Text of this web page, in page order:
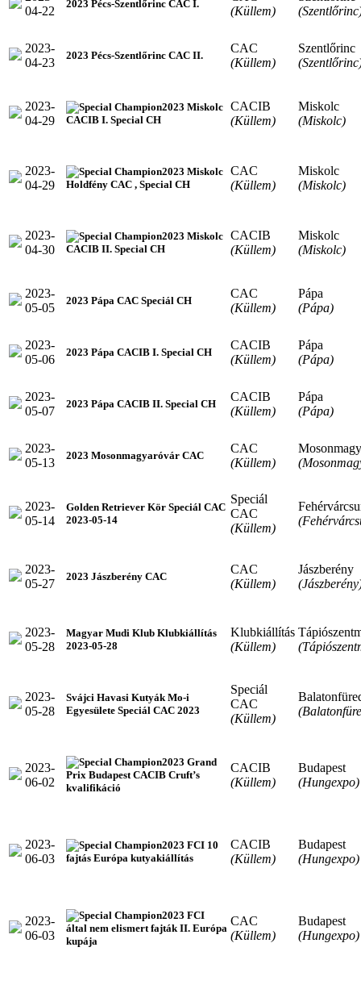
04-22
2023 Pécs-Szentlőrinc CAC I.
(Küllem)
2023-
04-23
2023 Pécs-Szentlőrinc CAC II.
CAC
(Küllem)
Szentlőrinc
2023-
04-29
2023 Miskolc
CACIB I. Special CH
CACIB
(Küllem)
Miskolc
(Miskolc)
2023-
04-29
2023 Miskolc
Holdfény CAC , Special CH
CAC
(Küllem)
Miskolc
(Miskolc)
2023-
04-30
2023 Miskolc
CACIB II. Special CH
CACIB
(Küllem)
Miskolc
(Miskolc)
2023-
05-05
2023 Pápa CAC Speciál CH
CAC
(Küllem)
Pápa
(Pápa)
2023-
05-06
2023 Pápa CACIB I. Special CH
CACIB
(Küllem)
Pápa
(Pápa)
2023-
05-07
2023 Pápa CACIB II. Special CH
CACIB
(Küllem)
Pápa
(Pápa)
2023-
05-13
2023 Mosonmagyaróvár CAC
CAC
(Küllem)
2023-
05-14
Golden Retriever Kör Speciál CAC
2023-05-14
Speciál
CAC
(Küllem)
2023-
05-27
2023 Jászberény CAC
CAC
(Küllem)
Jászberény
2023-
05-28
Magyar Mudi Klub Klubkiállítás
2023-05-28
Klubkiállítás
(Küllem)
2023-
05-28
Svájci Havasi Kutyák Mo-i
Egyesülete Speciál CAC 2023
Speciál
CAC
(Küllem)
2023-
06-02
2023 Grand
Prix Budapest CACIB Cruft’s
kvalifikáció
CACIB
(Küllem)
Budapest
(Hungexpo)
2023-
06-03
2023 FCI 10
fajtás Európa kutyakiállítás
CACIB
(Küllem)
Budapest
(Hungexpo)
2023-
06-03
2023 FCI
által nem elismert fajták II. Európa
kupája
CAC
(Küllem)
Budapest
(Hungexpo)